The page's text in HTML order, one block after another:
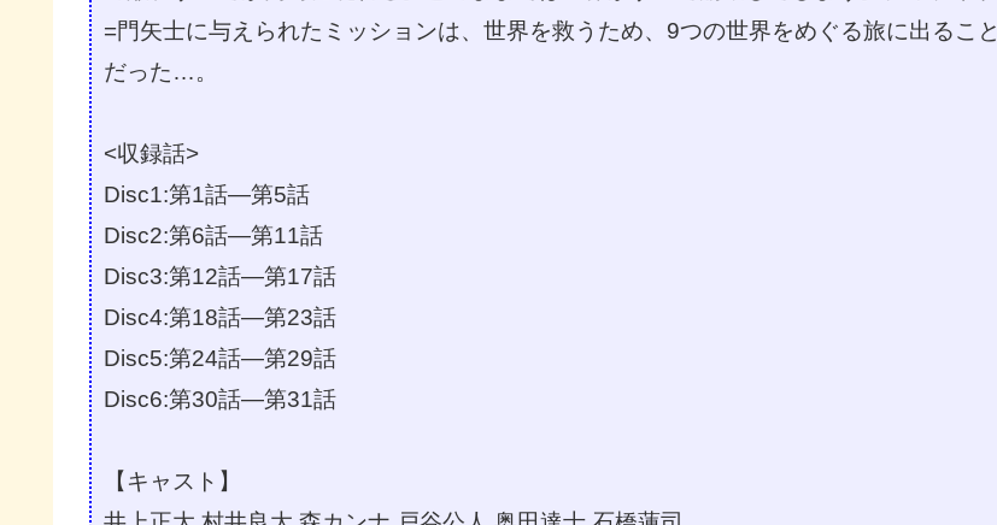
=門矢士に与えられたミッションは、世界を救うため、9つの世界をめぐる旅に出ること
だった…。
<収録話>
Disc1:第1話―第5話
Disc2:第6話―第11話
Disc3:第12話―第17話
Disc4:第18話―第23話
Disc5:第24話―第29話
Disc6:第30話―第31話
【キャスト】